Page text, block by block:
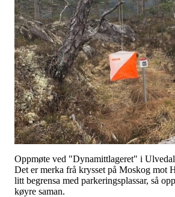
Oppmøte ved "Dynamittlageret" i
Det er merka frå krysset på Moskog mot
litt begrensa med parkeringsplassar, så
køyre saman.